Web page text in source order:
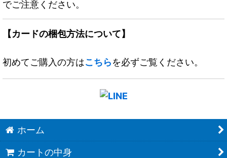
でご注意ください。
【カードの梱包方法について】
初めてご購入の方はこちらを必ずご覧ください。
ホーム
カートの中身